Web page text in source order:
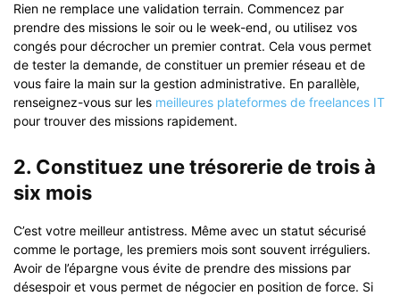
Rien ne remplace une validation terrain. Commencez par
prendre des missions le soir ou le week-end, ou utilisez vos
congés pour décrocher un premier contrat. Cela vous permet
de tester la demande, de constituer un premier réseau et de
vous faire la main sur la gestion administrative. En parallèle,
renseignez-vous sur les meilleures plateformes de freelances IT
pour trouver des missions rapidement.
2. Constituez une trésorerie de trois à
six mois
C’est votre meilleur antistress. Même avec un statut sécurisé
comme le portage, les premiers mois sont souvent irréguliers.
Avoir de l’épargne vous évite de prendre des missions par
désespoir et vous permet de négocier en position de force. Si